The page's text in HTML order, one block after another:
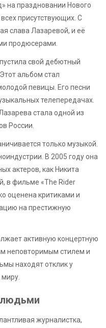
на праздновании Нового
присутствующих. С
слава Лазаревой, и её
продюсерами.
свой дебютный
альбом стал
певицы. Его песни
телепередачах.
стала одной из
России.
только музыкой.
В 2005 году она
актеров, как Никита
в фильме «The Rider
оценена критиками и
на престижную
активную концертную
неповторимым стилем и
находят отклик у
людьми
журналистка,